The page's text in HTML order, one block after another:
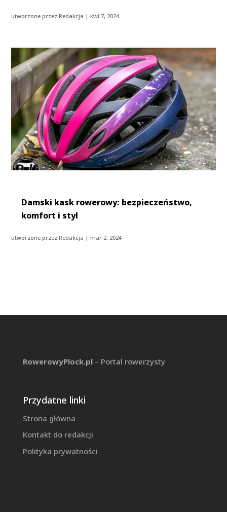
utworzone przezRedakcja |kwi 7, 2024
Damski kask rowerowy: bezpieczeństwo,
komfort i styl
utworzone przezRedakcja |mar 2, 2024
RowerowyPlock.pl– Portal rowerzysty
Przydatne linki
Strona główna
Kontakt do redakcji
Polityka prywatności